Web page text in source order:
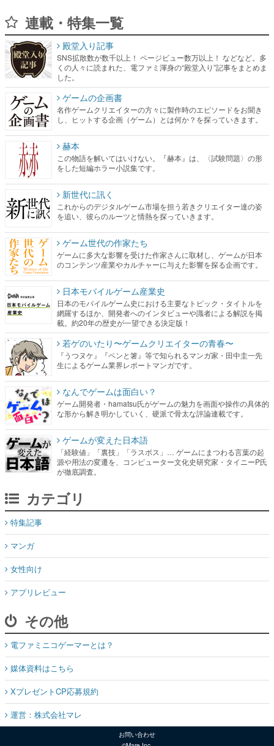
連載・特集一覧
殿堂入り記事
SNS拡散数が数千以上！ ページビュー数万以上！ などなど。多
くの人々に読まれた、電ファミ渾身の“殿堂入り”記事をまとめま
した。
ゲームの企画書
名作ゲームクリエイターの方々に製作時のエピソードをお聞き
し、ヒットする企画（ゲーム）とは何か？を探っていきます。
赫本
この物語を解いてはいけない。『赫本』は、〈試験問題〉の形
をした短編ホラー小説集です。
新世代に訊く
これからのデジタルゲーム市場を担う若きクリエイター達の姿
を追い、彼らのルーツと情熱を探っていきます。
ゲーム世代の作家たち
ゲームに多大な影響を受けた作家さんに取材し、ゲームが日本
のコンテンツ産業やカルチャーに与えた影響を探る企画です。
日本モバイルゲーム産業史
日本のモバイルゲーム史における主要なトピック・タイトルを
網羅するほか、開発者へのインタビューや識者による解説を掲
載。約20年の歴史が一望できる決定版！
若ゲのいたり〜ゲームクリエイターの青春〜
『うつヌケ』『ペンと箸』等で知られるマンガ家・田中圭一先
生によるゲーム業界レポートマンガです。
なんでゲームは面白い？
ゲーム開発者・hamatsu氏がゲームの魅力を画面や操作の具体的
な形から解き明かしていく、硬派で骨太な評論連載です。
ゲームが変えた日本語
「経験値」「裏技」「ラスボス」… ゲームにまつわる言葉の起
源や用法の変遷を、コンピューター文化史研究家・タイニーP氏
が徹底調査。
カテゴリ
特集記事
マンガ
女性向け
アプリレビュー
その他
電ファミニコゲーマーとは？
媒体資料はこちら
XプレゼントCP応募規約
運営：株式会社マレ
お問い合わせ